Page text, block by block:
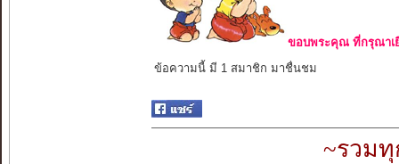
ขอบพระคุณ ที่กรุณาเ
ข้อความนี้ มี 1 สมาชิก มาชื่นชม
~รวมทุ